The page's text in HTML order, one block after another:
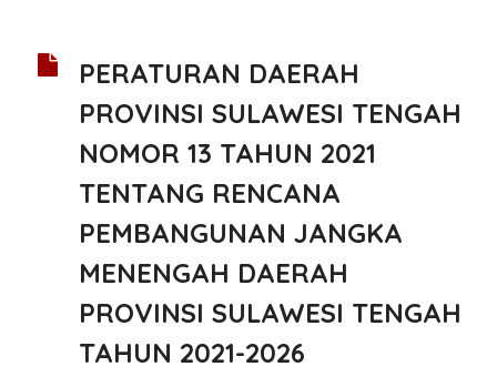
PERATURAN DAERAH
PROVINSI SULAWESI TENGAH
NOMOR 13 TAHUN 2021
TENTANG RENCANA
PEMBANGUNAN JANGKA
MENENGAH DAERAH
PROVINSI SULAWESI TENGAH
TAHUN 2021-2026